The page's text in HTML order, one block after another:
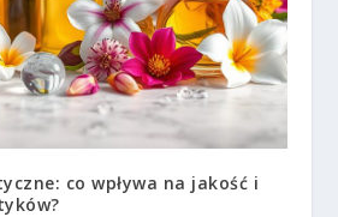
co wpływa na jakość i